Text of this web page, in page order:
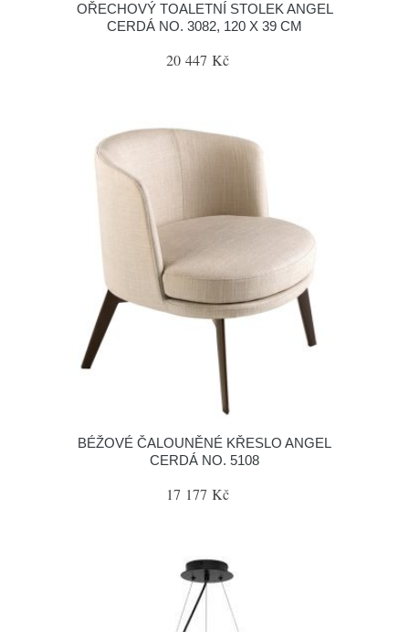
OŘECHOVÝ TOALETNÍ STOLEK ANGEL
CERDÁ NO. 3082, 120 X 39 CM
20 447 Kč
BÉŽOVÉ ČALOUNĚNÉ KŘESLO ANGEL
CERDÁ NO. 5108
17 177 Kč